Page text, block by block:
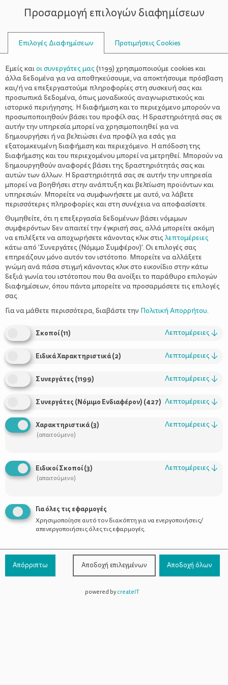
ΣΥΜΒΟΥΛΟΙ
ΤΈΣΣΕΡΑ ΣΤΑ ΠΈΝΤΕ
Έκλεισε τα τέσσερα - Τι αλλάζει στην
καθημερινότητα σας
Χρήσιμοι Σύνδεσμοι
Προϊόντα
Επικοινωνία
800-1199-800(από σταθερό,
χωρίς χρέωση)
Προσαρμογή επιλογών διαφημίσεων
Επιλογές Διαφημίσεων Προτιμήσεις Cookies
Εμείς καιοι συνεργάτες μας (1199) χρησιμοποιούμε cookies και
άλλα δεδομένα για να αποθηκεύσουμε, να αποκτήσουμε πρόσβαση
και/ή να επεξεργαστούμε πληροφορίες στη συσκευή σας και
προσωπικά δεδομένα, όπως μοναδικούς αναγνωριστικούς και
ιστορικό περιήγησης. Η διαφήμιση και το περιεχόμενο μπορούν να
προσωποποιηθούν βάσει του προφίλ σας. Η δραστηριότητά σας σε
αυτήν την υπηρεσία μπορεί να χρησιμοποιηθεί για να
δημιουργήσει ή να βελτιώσει ένα προφίλ για εσάς για
εξατομικευμένη διαφήμιση και περιεχόμενο. Η απόδοση της
διαφήμισης και του περιεχομένου μπορεί να μετρηθεί. Μπορούν να
δημιουργηθούν αναφορές βάσει της δραστηριότητάς σας και
αυτών των άλλων. Η δραστηριότητά σας σε αυτήν την υπηρεσία
μπορεί να βοηθήσει στην ανάπτυξη και βελτίωση προϊόντων και
υπηρεσιών. Μπορείτε να συμφωνήσετε με αυτό, να λάβετε
περισσότερες πληροφορίες και στη συνέχεια να αποφασίσετε.
Θυμηθείτε, ότι η επεξεργασία δεδομένων βάσει νόμιμων
συμφερόντων δεν απαιτεί την έγκρισή σας, αλλά μπορείτε ακόμη
να επιλέξετε να αποχωρήσετε κάνοντας κλικ στις λεπτομέρειες
κάτω από 'Συνεργάτες (Νόμιμο Συμφέρον)'. Οι επιλογές σας
επηρεάζουν μόνο αυτόν τον ιστότοπο. Μπορείτε να αλλάξετε
γνώμη ανά πάσα στιγμή κάνοντας κλικ στο εικονίδιο στην κάτω
δεξιά γωνία του ιστότοπου που θα ανοίξει το παράθυρο επιλογών
διαφημίσεων, όπου πάντα μπορείτε να προσαρμόσετε τις επιλογές
σας.
Για να μάθετε περισσότερα, διαβάστε την Πολιτική Απορρήτου.
Σκοποί(11) Λεπτομέρειες ↓
Ειδικά Χαρακτηριστικά(2) Λεπτομέρειες ↓
Συνεργάτες (1199) Λεπτομέρειες ↓
Συνεργάτες (Νόμιμο Ενδιαφέρον) (427) Λεπτομέρειες ↓
Χαρακτηριστικά(3)
(απαιτούμενο)
Λεπτομέρειες ↓
Ειδικοί Σκοποί(3)
(απαιτούμενο)
Λεπτομέρειες ↓
Για όλες τις εφαρμογές
Χρησιμοποίησε αυτό τον διακόπτη για να ενεργοποιήσεις/
απενεργοποιήσεις όλες τις εφαρμογές.
Απόρριπτω Αποδοχή επιλεγμένων Αποδοχή όλων
powered bycreateIT